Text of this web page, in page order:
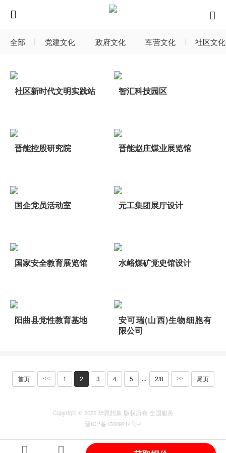
全部 党建文化 政府文化 军营文化 社区文化
社区新时代文明实践站 智汇科技园区
晋能控股研究院 晋能赵庄煤业展览馆
国企党员活动室 元工集团展厅设计
国家安全教育展览馆 水峪煤矿党史馆设计
阳曲县党性教育基地
安可瑞(山西)生物细胞有
限公司
首页 << 1 2 3 4 5 ··· 2/8 >> 尾页
Copyright © 2025 华恩想象 版权所有 全国服务
晋ICP备15009214号-4